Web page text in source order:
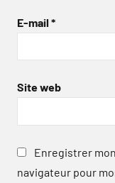
E-mail *
Site web
Enregistrer
navigateur pour